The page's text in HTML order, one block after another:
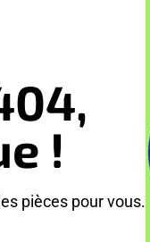
!
pièces pour vous.